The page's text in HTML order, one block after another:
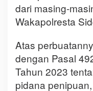
dari masing-
Wakapolresta
Atas
dengan Pasal
Tahun 2023
pidana